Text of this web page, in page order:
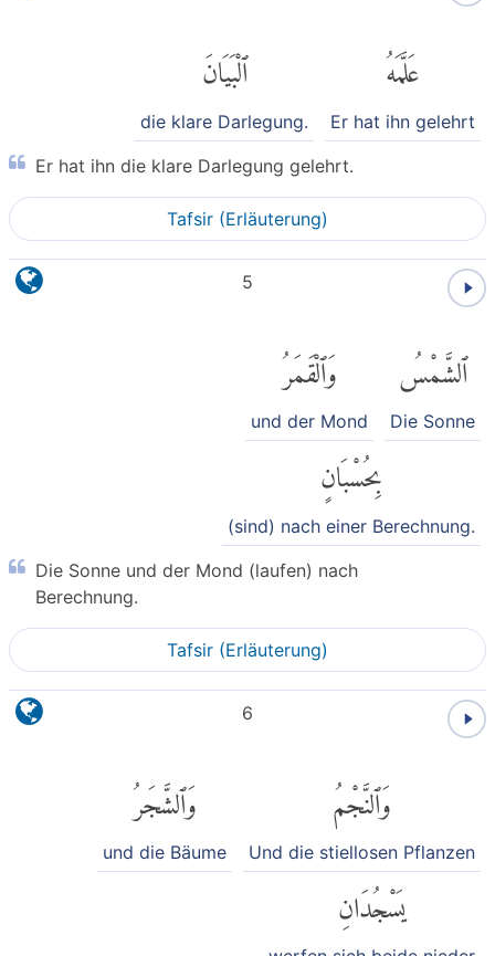
عَلَّمَهُ
Er hat ihn gelehrt
ٱلْبَيَانَ
die klare Darlegung.
Er hat ihn die klare Darlegung gelehrt.
Tafsir (Erläuterung)
5
ٱلشَّمْسُ
Die Sonne
وَٱلْقَمَرُ
und der Mond
بِحُسْبَانٍ
(sind) nach einer Berechnung.
Die Sonne und der Mond (laufen) nach
Berechnung.
Tafsir (Erläuterung)
6
وَٱلنَّجْمُ
Und die stiellosen Pflanzen
وَٱلشَّجَرُ
und die Bäume
يَسْجُدَانِ